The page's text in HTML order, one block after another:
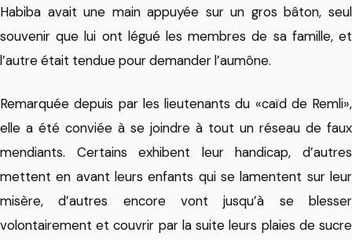
Habiba avait une main appuyée sur un gros bâton, seul
souvenir que lui ont légué les membres de sa famille, et
l’autre était tendue pour demander l’aumône.
Remarquée depuis par les lieutenants du «caïd de Remli»,
elle a été conviée à se joindre à tout un réseau de faux
mendiants. Certains exhibent leur handicap, d’autres
mettent en avant leurs enfants qui se lamentent sur leur
misère, d’autres encore vont jusqu’à se blesser
volontairement et couvrir par la suite leurs plaies de sucre